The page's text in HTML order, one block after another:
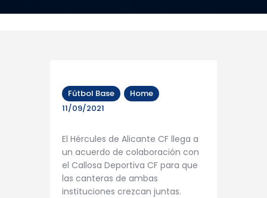
Fútbol Base
Home
11/09/2021
El Hércules de Alicante CF llega a
un acuerdo de colaboración con
el Callosa Deportiva CF para que
las canteras de ambas
instituciones crezcan juntas.